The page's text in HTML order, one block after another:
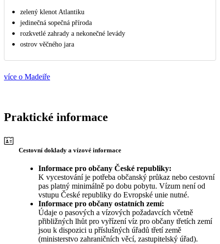
zelený klenot Atlantiku
jedinečná sopečná příroda
rozkvetlé zahrady a nekonečné levády
ostrov věčného jara
více o Madeiře
Praktické informace
Cestovní doklady a vízové informace
Informace pro občany České republiky:
K vycestování je potřeba občanský průkaz nebo cestovní
pas platný minimálně po dobu pobytu. Vízum není od
vstupu České republiky do Evropské unie nutné.
Informace pro občany ostatních zemí:
Údaje o pasových a vízových požadavcích včetně
přibližných lhůt pro vyřízení víz pro občany třetích zemí
jsou k dispozici u příslušných úřadů třetí země
(ministerstvo zahraničních věcí, zastupitelský úřad).